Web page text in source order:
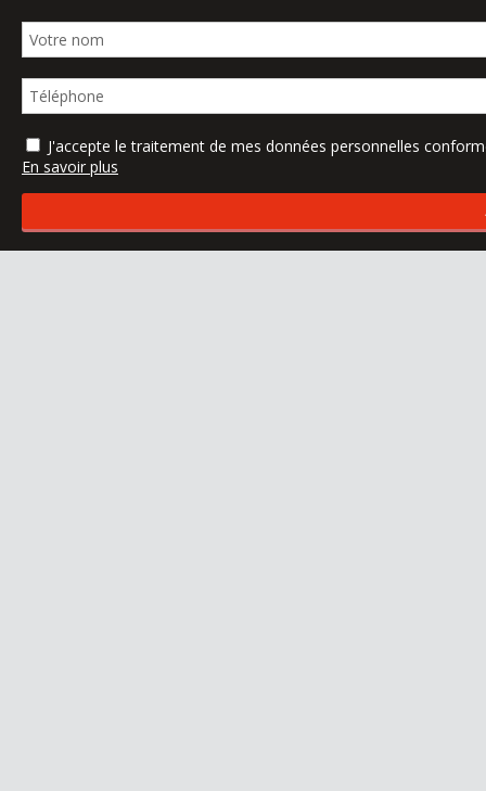
J'accepte le traitement de mes données personnelles
En savoir plus